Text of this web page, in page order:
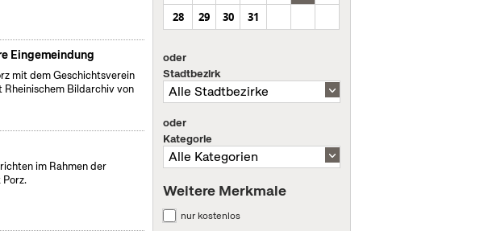
Eingemeindung
mit dem Geschichtsverein
Rheinischem Bildarchiv von
im Rahmen der
28
29 30 31
oder
Stadtbezirk
oder
Kategorie
Weitere Merkmale
nur kostenlos